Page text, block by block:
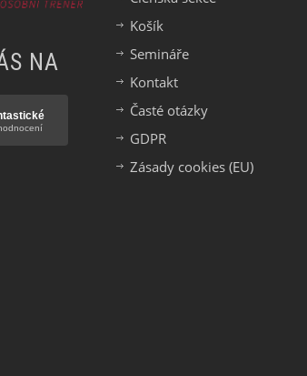
NA
Košík
Semináře
Kontakt
Časté otázky
GDPR
Zásady cookies (EU)